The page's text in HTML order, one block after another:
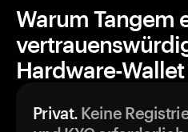
Warum Tangem
Hardware-
Privat. Keine